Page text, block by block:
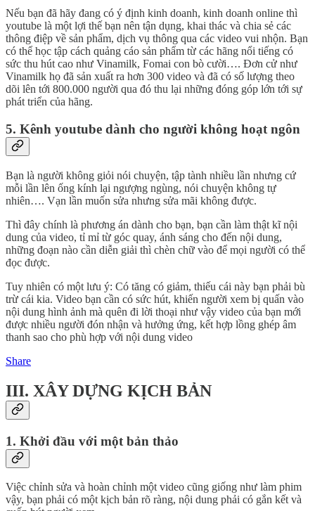
Nếu bạn đã hãy đang có ý định kinh doanh, kinh doanh online thì
youtube là một lợi thế bạn nên tận dụng, khai thác và chia sẻ các
thông điệp về sản phẩm, dịch vụ thông qua các video vui nhộn. Bạn
có thể học tập cách quảng cáo sản phẩm từ các hãng nổi tiếng có
sức thu hút cao như Vinamilk, Fomai con bò cười…. Đơn cử như
Vinamilk họ đã sản xuất ra hơn 300 video và đã có số lượng theo
dõi lên tới 800.000 người qua đó thu lại những đóng góp lớn tới sự
phát triển của hãng.
5. Kênh youtube dành cho người không hoạt ngôn
Bạn là người không giỏi nói chuyện, tập tành nhiều lần nhưng cứ
mỗi lần lên ống kính lại ngượng ngùng, nói chuyện không tự
nhiên…. Vạn lần muốn sửa nhưng sửa mãi không được.
Thì đây chính là phương án dành cho bạn, bạn cần làm thật kĩ nội
dung của video, tỉ mỉ từ góc quay, ánh sáng cho đến nội dung,
những đoạn nào cần diễn giải thì chèn chữ vào để mọi người có thể
đọc được.
Tuy nhiên có một lưu ý: Có tăng có giảm, thiếu cái này bạn phải bù
trừ cái kia. Video bạn cần có sức hút, khiến người xem bị quấn vào
nội dung hình ảnh mà quên đi lời thoại như vậy video của bạn mới
được nhiều người đón nhận và hưởng ứng, kết hợp lồng ghép âm
thanh sao cho phù hợp với nội dung video
Share
III. XÂY DỰNG KỊCH BẢN
1. Khởi đầu với một bản thảo
Việc chỉnh sửa và hoàn chỉnh một video cũng giống như làm phim
vậy, bạn phải có một kịch bản rõ ràng, nội dung phải có gắn kết và